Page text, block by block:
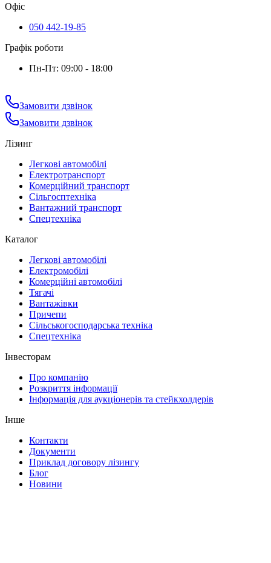
Офіс
050 442-19-85
Графік роботи
Пн-Пт: 09:00 - 18:00
Замовити дзвінок
Замовити дзвінок
Лізинг
Легкові автомобілі
Електротранспорт
Комерційний транспорт
Сільгосптехніка
Вантажний транспорт
Спецтехніка
Каталог
Легкові автомобілі
Електромобілі
Комерційні автомобілі
Тягачі
Вантажівки
Причепи
Сільськогосподарська техніка
Спецтехніка
Інвесторам
Про компанію
Розкриття інформації
Інформація для аукціонерів та стейкхолдерів
Інше
Контакти
Документи
Приклад договору лізингу
Блог
Новини